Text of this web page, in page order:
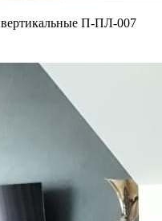
П-ПЛ-007